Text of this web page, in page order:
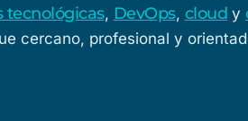
tecnológicas, DevOps, cloud y
cercano, profesional y